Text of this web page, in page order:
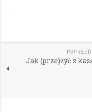
Jak (prze)żyć z